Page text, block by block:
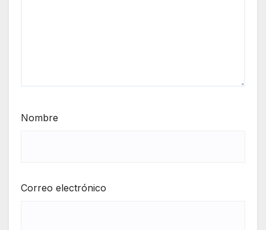
Nombre
Correo electrónico